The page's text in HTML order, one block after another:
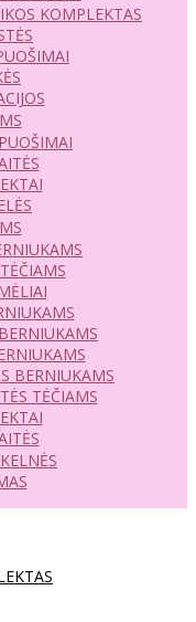
KOMPLEKTAS
BERNIUKAMS
TĖČIAMS